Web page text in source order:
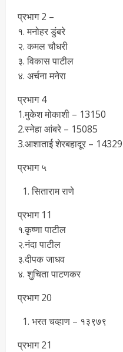
प्रभाग 2 –
१. मनोहर डुंबरे
२. कमल चौधरी
३. विकास पाटील
४. अर्चना मनेरा
प्रभाग 4
1.मुकेश मोकाशी – 13150
2.स्नेहा आंबरे – 15085
3.आशाताई शेरबहादूर – 14329
प्रभाग ५
सिताराम राणे
प्रभाग 11
१.कृष्णा पाटील
२.नंदा पाटील
३.दीपक जाधव
४. शुचिता पाटणकर
प्रभाग 20
भरत चव्हाण – १३९७९
प्रभाग 21